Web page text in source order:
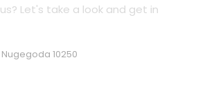
Let's take a look and get in
Nugegoda 10250